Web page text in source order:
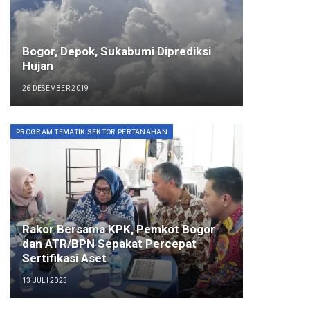
Bogor, Depok, Sukabumi Diprediksi
Hujan
26 DESEMBER 2019
PROGRAM TEMATIK SEKTOR PERTANAHAN
Rakor Bersama KPK, Pemkot Bogor
dan ATR/BPN Sepakat Percepat
Sertifikasi Aset
13 JULI 2023